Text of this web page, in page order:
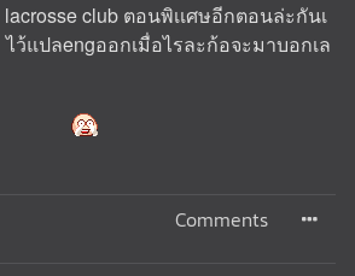
club ตอนพิเเศษอีกตอนล่ะกันเ
ว้แปลengออกเมื่อไรละก้อจะมาบอกเล
Comments